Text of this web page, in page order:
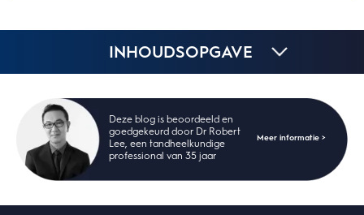
INHOUDSOPGAVE
Deze blog is beoordeeld en
goedgekeurd door Dr Robert
Lee, een tandheelkundige
professional van 35 jaar
Meer informatie >